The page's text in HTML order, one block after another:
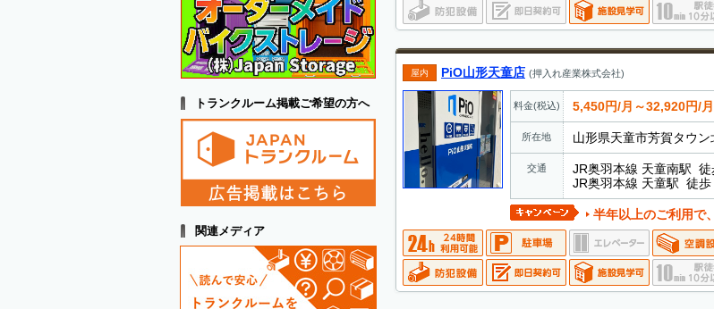
屋内 PiO山形天童店 (押入れ産業株式会社)
料金(税込) 5,450円/月～32,920円/月
所在地 山形県天童市芳賀タウ
交通
JR奥羽本線 天童南駅 徒
JR奥羽本線 天童駅 徒歩
半年以上のご利用で
トランクルーム掲載ご希望の方へ
関連メディア